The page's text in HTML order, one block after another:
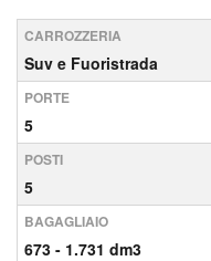
CARROZZERIA
Suv e Fuoristrada
PORTE
5
POSTI
5
BAGAGLIAIO
673 - 1.731 dm3